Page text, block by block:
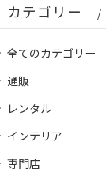
カテゴリー
全てのカテゴリー
通販
レンタル
インテリア
専門店